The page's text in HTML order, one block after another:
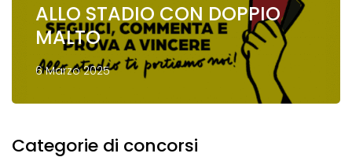
ALLO STADIO CON DOPPIO
MALTO
6 Marzo 2025
Categorie di concorsi